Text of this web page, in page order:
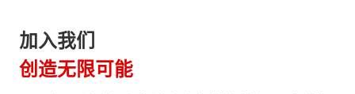
加入我们
创造无限可能